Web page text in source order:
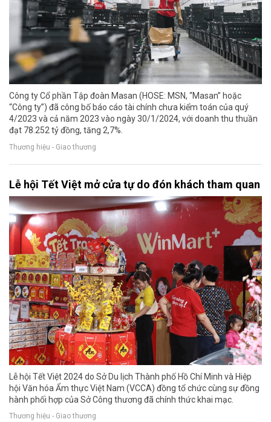
Công ty Cổ phần Tập đoàn Masan (HOSE: MSN, “Masan” hoặc
“Công ty”) đã công bố báo cáo tài chính chưa kiểm toán của quý
4/2023 và cả năm 2023 vào ngày 30/1/2024, với doanh thu thuần
đạt 78.252 tỷ đồng, tăng 2,7%.
Thương hiệu - Giao thương
Lễ hội Tết Việt mở cửa tự do đón khách tham quan
Lễ hội Tết Việt 2024 do Sở Du lịch Thành phố Hồ Chí Minh và Hiệp
hội Văn hóa Ẩm thực Việt Nam (VCCA) đồng tổ chức cùng sự đồng
hành phối hợp của Sở Công thương đã chính thức khai mạc.
Thương hiệu - Giao thương